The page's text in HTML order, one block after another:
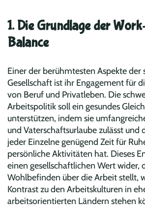
1. Die Grundlage der
Balance
Einer der berühmtesten Aspekte der
Gesellschaft ist ihr Engagement für
von Beruf und Privatleben. Die
Arbeitspolitik soll ein gesundes
unterstützen, indem sie
und Vaterschaftsurlaube zulässt und
jeder Einzelne genügend Zeit für
persönliche Aktivitäten hat. Dieses
einen gesellschaftlichen Wert wider,
Wohlbefinden über die Arbeit stellt,
Kontrast zu den Arbeitskulturen in
arbeitsorientierten Ländern stehen